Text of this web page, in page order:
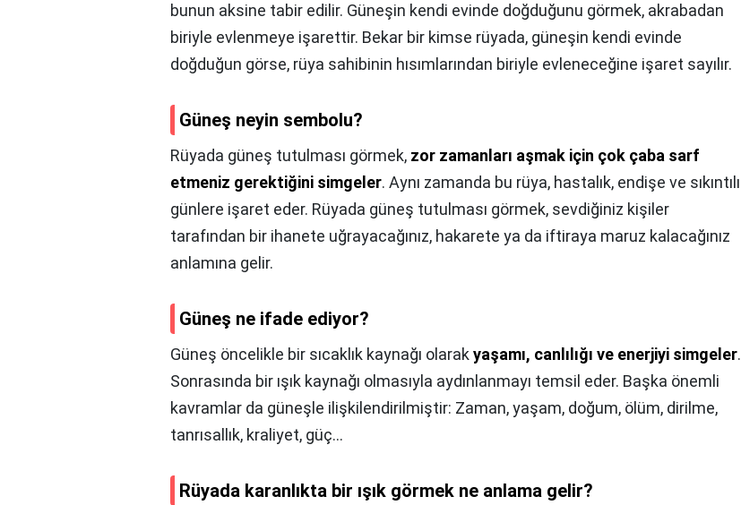
bunun aksine tabir edilir. Güneşin kendi evinde doğduğunu görmek, akrabadan
biriyle evlenmeye işarettir. Bekar bir kimse rüyada, güneşin kendi evinde
doğduğun görse, rüya sahibinin hısımlarından biriyle evleneceğine işaret sayılır.
Güneş neyin sembolu?
Rüyada güneş tutulması görmek, zor zamanları aşmak için çok çaba sarf
etmeniz gerektiğini simgeler. Aynı zamanda bu rüya, hastalık, endişe ve sıkıntılı
günlere işaret eder. Rüyada güneş tutulması görmek, sevdiğiniz kişiler
tarafından bir ihanete uğrayacağınız, hakarete ya da iftiraya maruz kalacağınız
anlamına gelir.
Güneş ne ifade ediyor?
Güneş öncelikle bir sıcaklık kaynağı olarakyaşamı, canlılığı ve enerjiyi simgeler.
Sonrasında bir ışık kaynağı olmasıyla aydınlanmayı temsil eder. Başka önemli
kavramlar da güneşle ilişkilendirilmiştir: Zaman, yaşam, doğum, ölüm, dirilme,
tanrısallık, kraliyet, güç…
Rüyada karanlıkta bir ışık görmek ne anlama gelir?